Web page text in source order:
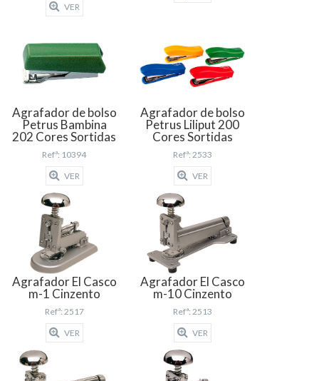
VER
Agrafador de bolso
Petrus Bambina
202 Cores Sortidas
Refª: 10394
VER
Agrafador de bolso
Petrus Liliput 200
Cores Sortidas
Refª: 2533
VER
Agrafador El Casco
m-1 Cinzento
Refª: 2517
VER
Agrafador El Casco
m-10 Cinzento
Refª: 2513
VER